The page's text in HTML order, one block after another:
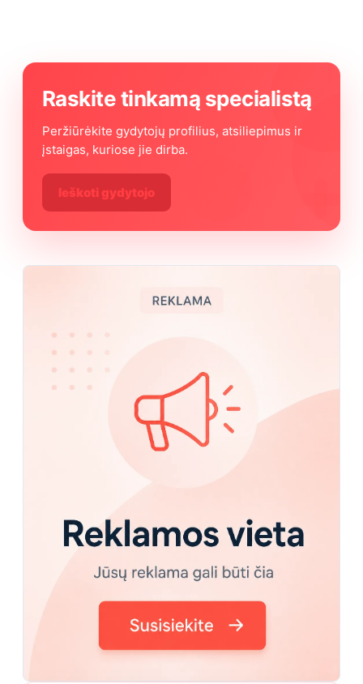
Raskite tinkamą specialistą
Peržiūrėkite gydytojų profilius, atsiliepimus ir
įstaigas, kuriose jie dirba.
Ieškoti gydytojo